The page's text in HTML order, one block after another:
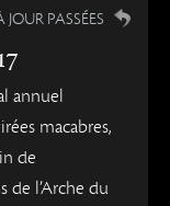
JOUR PASSÉES
annuel
macabres,
de
de l’Arche du